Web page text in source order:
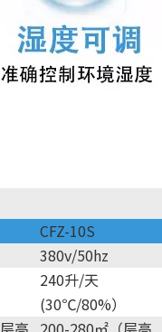
CFZ-10S
380v/50hz
240升/天
(30℃/80%）